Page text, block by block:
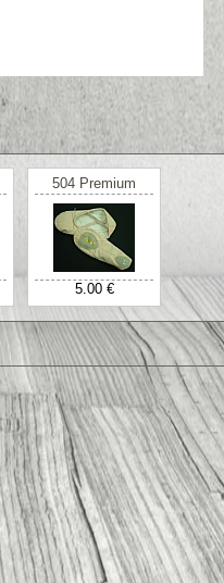
504 Premium
5.00 €